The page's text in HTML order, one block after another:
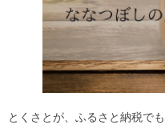
とくさとが、ふるさと納税で